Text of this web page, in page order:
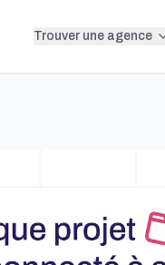
Trouver une agence